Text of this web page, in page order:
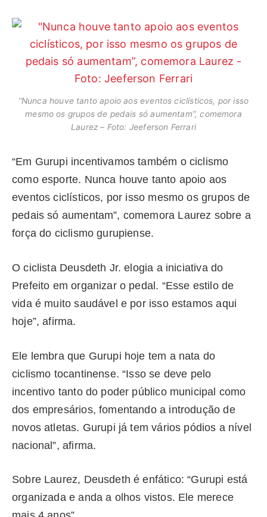
“Nunca houve tanto apoio aos eventos ciclísticos, por isso
mesmo os grupos de pedais só aumentam”, comemora
Laurez – Foto: Jeeferson Ferrari
“Em Gurupi incentivamos também o ciclismo
como esporte. Nunca houve tanto apoio aos
eventos ciclísticos, por isso mesmo os grupos de
pedais só aumentam”, comemora Laurez sobre a
força do ciclismo gurupiense.
O ciclista Deusdeth Jr. elogia a iniciativa do
Prefeito em organizar o pedal. “Esse estilo de
vida é muito saudável e por isso estamos aqui
hoje”, afirma.
Ele lembra que Gurupi hoje tem a nata do
ciclismo tocantinense. “Isso se deve pelo
incentivo tanto do poder público municipal como
dos empresários, fomentando a introdução de
novos atletas. Gurupi já tem vários pódios a nível
nacional”, afirma.
Sobre Laurez, Deusdeth é enfático: “Gurupi está
organizada e anda a olhos vistos. Ele merece